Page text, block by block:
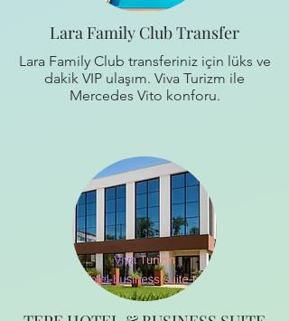
Lara Family Club Transfer
Lara Family Club transferiniz için lüks ve
dakik VIP ulaşım. Viva Turizm ile
Mercedes Vito konforu.